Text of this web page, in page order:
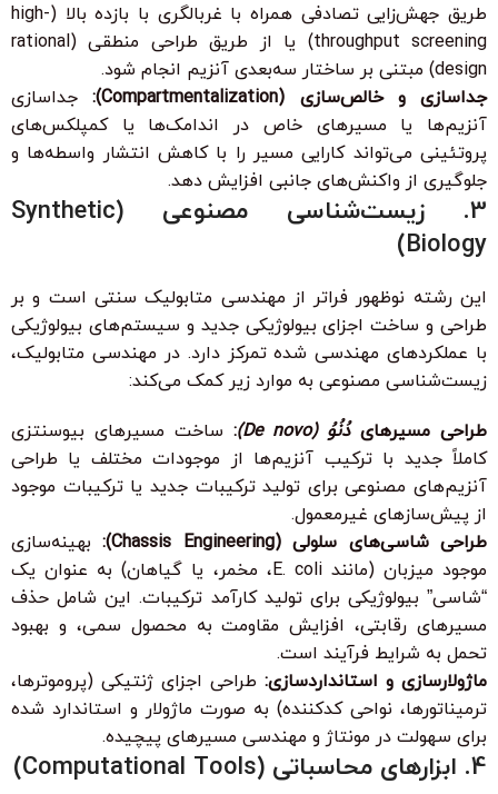
طریق جهش‌زایی تصادفی همراه با غربالگری با بازده بالا (high-
throughput screening) یا از طریق طراحی منطقی (rational
design) مبتنی بر ساختار سه‌بعدی آنزیم انجام شود.
جداسازی و خالص‌سازی (Compartmentalization):
جداسازی
آنزیم‌ها یا مسیرهای خاص در اندامک‌ها یا کمپلکس‌های
پروتئینی می‌تواند کارایی مسیر را با کاهش انتشار واسطه‌ها و
جلوگیری از واکنش‌های جانبی افزایش دهد.
3. زیست‌شناسی مصنوعی (Synthetic
Biology)
این رشته نوظهور فراتر از مهندسی متابولیک سنتی است و بر
طراحی و ساخت اجزای بیولوژیکی جدید و سیستم‌های بیولوژیکی
با عملکردهای مهندسی شده تمرکز دارد. در مهندسی متابولیک،
زیست‌شناسی مصنوعی به موارد زیر کمک می‌کند:
طراحی مسیرهایدُنُوُ (De novo) : ساخت مسیرهای بیوسنتزی
کاملاً جدید با ترکیب آنزیم‌ها از موجودات مختلف یا طراحی
آنزیم‌های مصنوعی برای تولید ترکیبات جدید یا ترکیبات موجود
از پیش‌سازهای غیرمعمول.
طراحی شاسی‌های سلولی (Chassis Engineering):
بهینه‌سازی
موجود میزبان (مانند E. coli، مخمر، یا گیاهان) به عنوان یک
“شاسی” بیولوژیکی برای تولید کارآمد ترکیبات. این شامل حذف
مسیرهای رقابتی، افزایش مقاومت به محصول سمی، و بهبود
تحمل به شرایط فرآیند است.
ماژولارسازی و استانداردسازی: طراحی اجزای ژنتیکی (پروموترها،
ترمیناتورها، نواحی کدکننده) به صورت ماژولار و استاندارد شده
برای سهولت در مونتاژ و مهندسی مسیرهای پیچیده.
4. ابزارهای محاسباتی (Computational Tools)